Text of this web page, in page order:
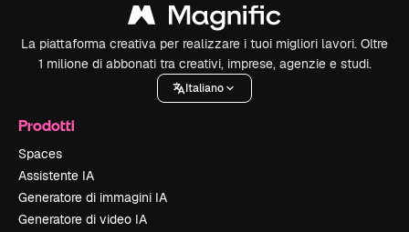
La piattaforma creativa per realizzare i tuoi migliori lavori. Oltre
1 milione di abbonati tra creativi, imprese, agenzie e studi.
Italiano
Prodotti
Spaces
Assistente IA
Generatore di immagini IA
Generatore di video IA